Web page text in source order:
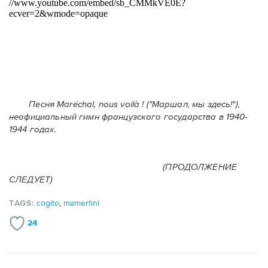
Песня Maréchal, nous voilà ! ("Маршал, мы здесь!"),
неофициальный гимн французского государства в 1940-
1944 годах.
(ПРОДОЛЖЕНИЕ
СЛЕДУЕТ)
TAGS:cogito, mamertini
24